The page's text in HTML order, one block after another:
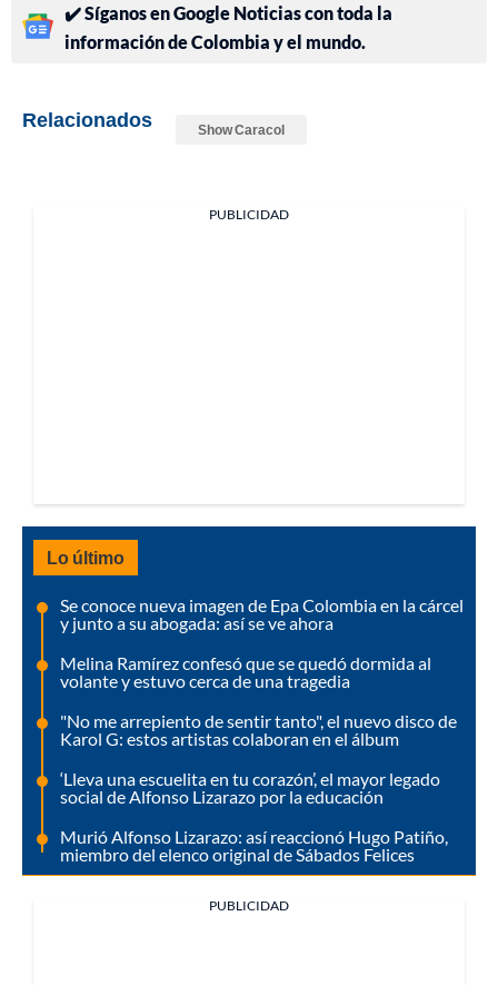
✔️ Síganos en Google Noticias con toda la
información de Colombia y el mundo.
Relacionados Show Caracol
PUBLICIDAD
Lo último
Se conoce nueva imagen de Epa Colombia en la cárcel
y junto a su abogada: así se ve ahora
Melina Ramírez confesó que se quedó dormida al
volante y estuvo cerca de una tragedia
"No me arrepiento de sentir tanto", el nuevo disco de
Karol G: estos artistas colaboran en el álbum
‘Lleva una escuelita en tu corazón’, el mayor legado
social de Alfonso Lizarazo por la educación
Murió Alfonso Lizarazo: así reaccionó Hugo Patiño,
miembro del elenco original de Sábados Felices
PUBLICIDAD